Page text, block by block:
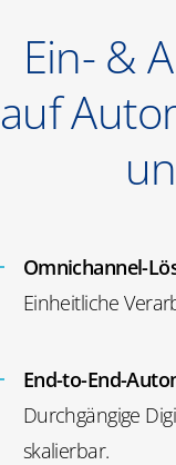
Ein- &
auf
Omnichannel-
Einheitliche
End-to-End-
Durchgängige
skalierbar.